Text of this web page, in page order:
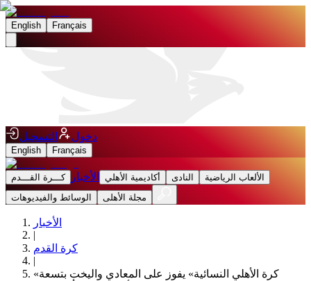
English Français
دخول التسجيل
English Français
كـــرة القـــدم الأخبار أكاديمية الأهلي النادى
الألعاب الرياضية
الوسائط والفيديوهات
مجلة الأهلى
الأخبار
|
كرة القدم
|
«كرة الأهلي النسائية» يفوز على المعادي واليخت بتسعة